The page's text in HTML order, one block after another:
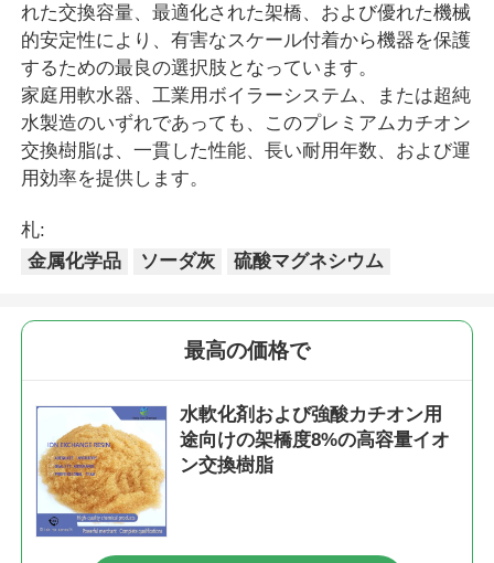
れた交換容量、最適化された架橋、および優れた機械
的安定性により、有害なスケール付着から機器を保護
するための最良の選択肢となっています。
家庭用軟水器、工業用ボイラーシステム、または超純
水製造のいずれであっても、このプレミアムカチオン
交換樹脂は、一貫した性能、長い耐用年数、および運
用効率を提供します。
札:
金属化学品
ソーダ灰 硫酸マグネシウム
最高の価格で
水軟化剤および強酸カチオン用
途向けの架橋度8%の高容量イオ
ン交換樹脂